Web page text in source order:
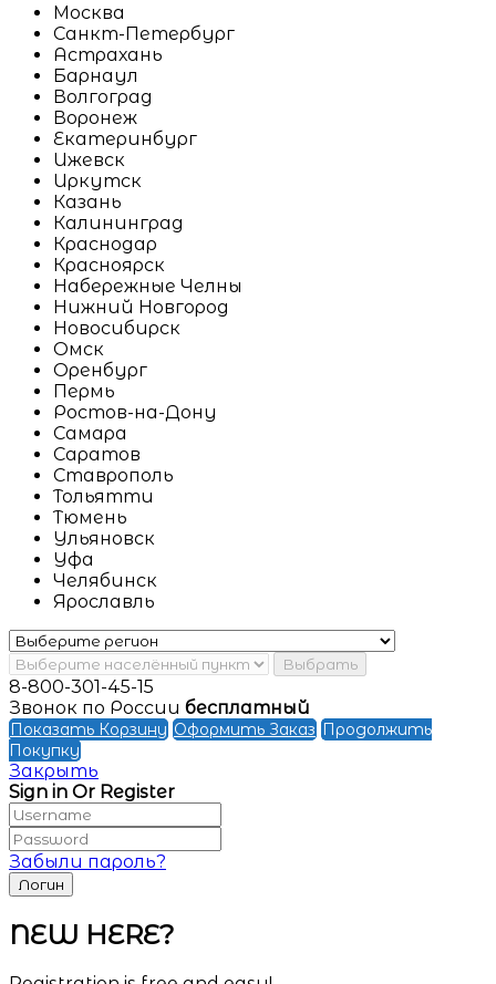
Москва
Санкт-Петербург
Астрахань
Барнаул
Волгоград
Воронеж
Екатеринбург
Ижевск
Иркутск
Казань
Калининград
Краснодар
Красноярск
Набережные Челны
Нижний Новгород
Новосибирск
Омск
Оренбург
Пермь
Ростов-на-Дону
Самара
Саратов
Ставрополь
Тольятти
Тюмень
Ульяновск
Уфа
Челябинск
Ярославль
Выбрать
8-800-301-45-15
Звонок по России бесплатный
Показать Корзину Оформить Заказ Продолжить
Покупку
Закрыть
Sign in Or Register
Забыли пароль?
NEW HERE?